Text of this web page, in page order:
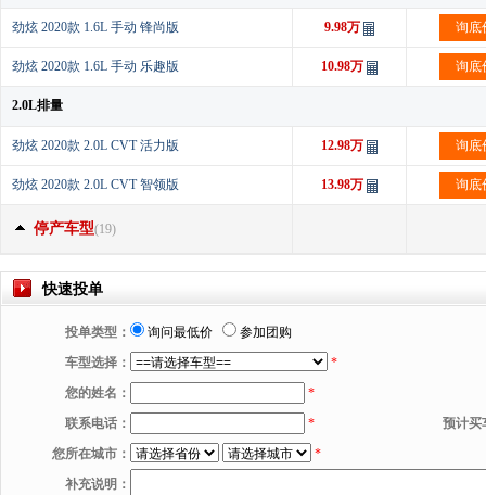
劲炫 2020款 1.6L 手动 锋尚版 9.98万 询底
劲炫 2020款 1.6L 手动 乐趣版 10.98万 询底
2.0L排量
劲炫 2020款 2.0L CVT 活力版 12.98万 询底
劲炫 2020款 2.0L CVT 智领版 13.98万 询底
停产车型(19)
快速投单
投单类型： 询问最低价
参加团购
车型选择：
*
您的姓名：
*
联系电话：
*
预计买
您所在城市：
*
补充说明：